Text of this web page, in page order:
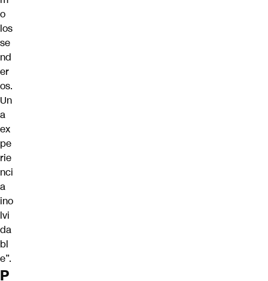
o
los
se
nd
er
os.
Un
a
ex
pe
rie
nci
a
ino
lvi
da
bl
e”.
P